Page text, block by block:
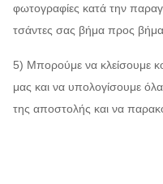
φωτογραφίες κατά την
τσάντες σας βήμα προς βήμα.
5) Μπορούμε να κλείσουμε
μας και να υπολογίσουμε
της αποστολής και να